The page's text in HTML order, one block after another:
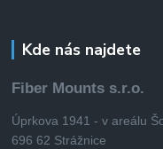
Kde nás najdete
Fiber Mounts s.r.o.
Úprkova 1941 - v areálu
696 62 Strážnice